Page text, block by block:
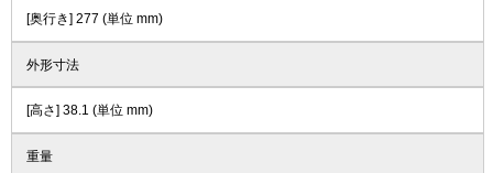
[奥行き] 277 (単位 mm)
外形寸法
[高さ] 38.1 (単位 mm)
重量